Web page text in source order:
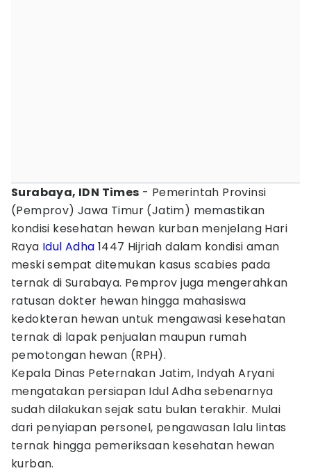
Surabaya, IDN Times - Pemerintah Provinsi
(Pemprov) Jawa Timur (Jatim) memastikan
kondisi kesehatan hewan kurban menjelang Hari
Raya Idul Adha 1447 Hijriah dalam kondisi aman
meski sempat ditemukan kasus scabies pada
ternak di Surabaya. Pemprov juga mengerahkan
ratusan dokter hewan hingga mahasiswa
kedokteran hewan untuk mengawasi kesehatan
ternak di lapak penjualan maupun rumah
pemotongan hewan (RPH).
Kepala Dinas Peternakan Jatim, Indyah Aryani
mengatakan persiapan Idul Adha sebenarnya
sudah dilakukan sejak satu bulan terakhir. Mulai
dari penyiapan personel, pengawasan lalu lintas
ternak hingga pemeriksaan kesehatan hewan
kurban.